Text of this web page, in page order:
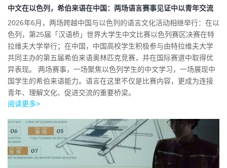
中文在以色列，希伯来语在中国：两场语言赛事见证中以青年交流
2026年6月，两场跨越中国与以色列的语言文化活动相继举行：在以
色列，第25届「汉语桥」世界大学生中文比赛以色列赛区决赛在特
拉维夫大学举行；在中国，中国高校学生积极参与由特拉维夫大学
共同主办的第五届希伯来语奥林匹克竞赛，并在国际赛道中取得优
异表现。 两场赛事，一场聚焦以色列学生的中文学习，一场展现中
国学生的希伯来语能力。语言在这里不仅是比赛内容，更成为连接
青年、理解文化、促进交流的重要桥梁。
阅读更多>